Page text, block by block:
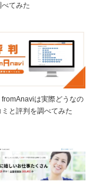
てみた
fromAnaviは実際どうなの
と評判を調べてみた